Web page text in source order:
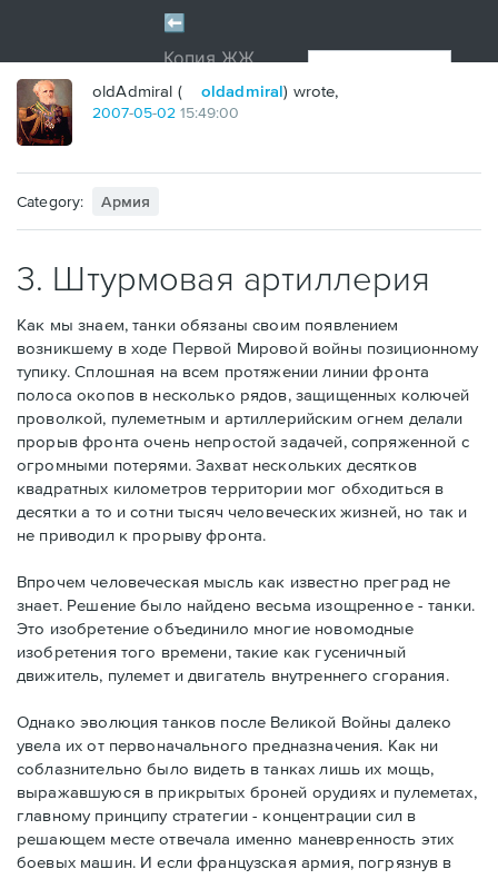
oldAdmiral ( oldadmiral) wrote,
2007-05-02 15:49:00
Category: Армия
3. Штурмовая артиллерия
Как мы знаем, танки обязаны своим появлением
возникшему в ходе Первой Мировой войны позиционному
тупику. Сплошная на всем протяжении линии фронта
полоса окопов в несколько рядов, защищенных колючей
проволкой, пулеметным и артиллерийским огнем делали
прорыв фронта очень непростой задачей, сопряженной с
огромными потерями. Захват нескольких десятков
квадратных километров территории мог обходиться в
десятки а то и сотни тысяч человеческих жизней, но так и
не приводил к прорыву фронта.
Впрочем человеческая мысль как известно преград не
знает. Решение было найдено весьма изощренное - танки.
Это изобретение объединило многие новомодные
изобретения того времени, такие как гусеничный
движитель, пулемет и двигатель внутреннего сгорания.
Однако эволюция танков после Великой Войны далеко
увела их от первоначального предназначения. Как ни
соблазнительно было видеть в танках лишь их мощь,
выражавшуюся в прикрытых броней орудиях и пулеметах,
главному принципу стратегии - концентрации сил в
решающем месте отвечала именно маневренность этих
боевых машин. И если французская армия, погрязнув в